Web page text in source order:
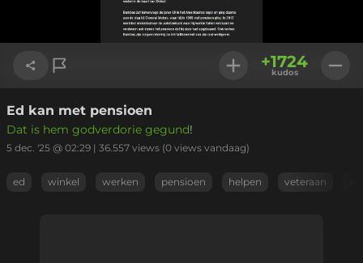
Link kopiëren
+1724
kudos
Ed kan met pensioen
Dat is hem godverdorie gegund!
5 dec. '25 @ 02:29 | 36.557 views (0 views vandaag)
ed winkel werken pensioen helpen veteraan